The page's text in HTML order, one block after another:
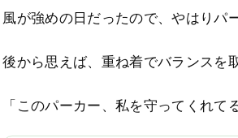
風が強めの日だったので、やはりパ
後から思えば、重ね着でバランスを
「このパーカー、私を守ってくれて